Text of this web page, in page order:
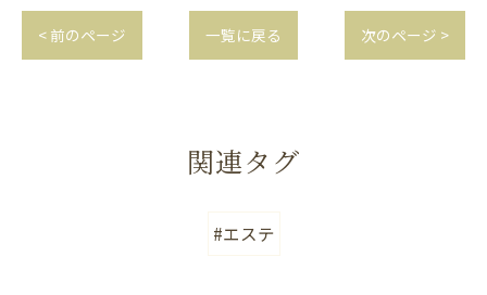
< 前のページ 一覧に戻る 次のページ >
関連タグ
#エステ